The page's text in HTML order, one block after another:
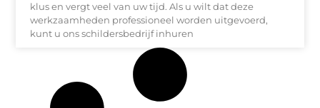
klus en vergt veel van uw tijd. Als u wilt dat deze
werkzaamheden professioneel worden uitgevoerd,
kunt u ons schildersbedrijf inhuren